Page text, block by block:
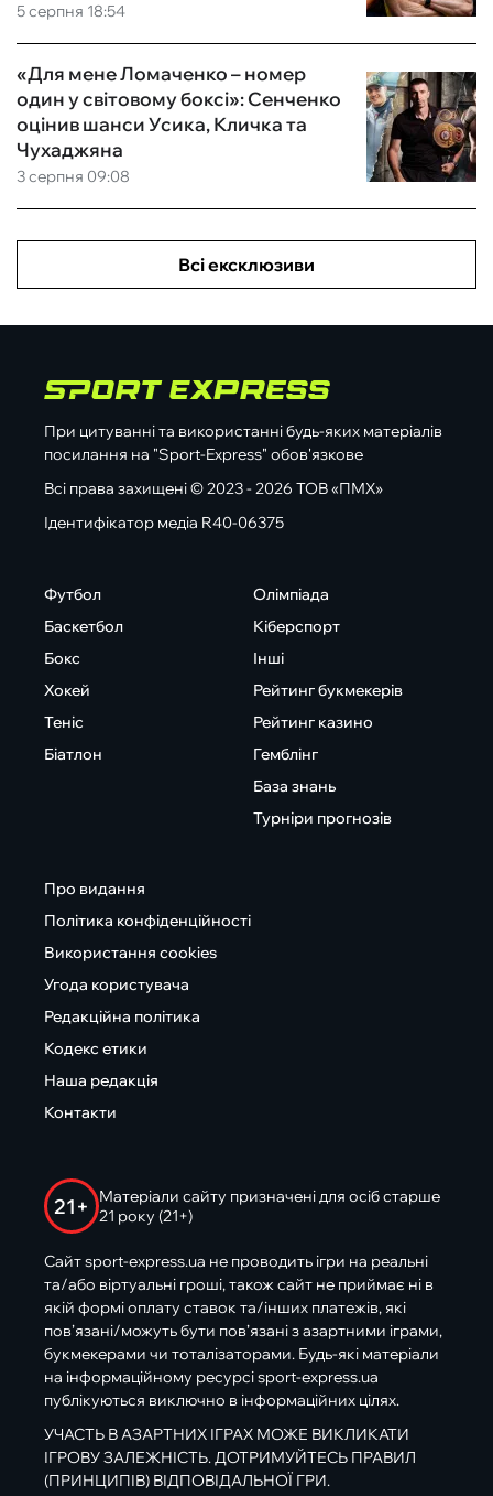
5 серпня 18:54
3 серпня 09:08
«Для мене Ломаченко – номер
один у світовому боксі»: Сенченко
оцінив шанси Усика, Кличка та
Чухаджяна
Всі ексклюзиви
При цитуванні та використанні будь-яких матеріалів
посилання на "Sport-Express" обов'язкове
Всі права захищені © 2023 - 2026 ТОВ «ПМХ»
Ідентифікатор медіа R40-06375
Футбол
Баскетбол
Бокс
Хокей
Теніс
Біатлон
Олімпіада
Кіберспорт
Інші
Рейтинг букмекерів
Рейтинг казино
Гемблінг
База знань
Турніри прогнозів
Про видання
Політика конфіденційності
Використання cookies
Угода користувача
Редакційна політика
Кодекс етики
Наша редакція
Контакти
21+
Матеріали сайту призначені для осіб старше
21 року (21+)
Сайт sport-express.ua не проводить ігри на реальні
та/або віртуальні гроші, також сайт не приймає ні в
якій формі оплату ставок та/інших платежів, які
пов’язані/можуть бути пов’язані з азартними іграми,
букмекерами чи тоталізаторами. Будь-які матеріали
на інформаційному ресурсі sport-express.ua
публікуються виключно в інформаційних цілях.
УЧАСТЬ В АЗАРТНИХ ІГРАХ МОЖЕ ВИКЛИКАТИ
ІГРОВУ ЗАЛЕЖНІСТЬ. ДОТРИМУЙТЕСЬ ПРАВИЛ
(ПРИНЦИПІВ) ВІДПОВІДАЛЬНОЇ ГРИ.